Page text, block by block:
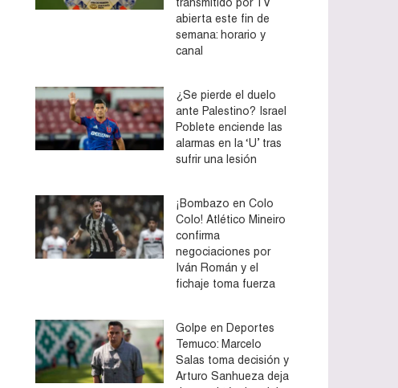
abierta este fin de
semana: horario y
canal
¿Se pierde el duelo
ante Palestino? Israel
Poblete enciende las
alarmas en la ‘U’ tras
sufrir una lesión
¡Bombazo en Colo
Colo! Atlético Mineiro
confirma
negociaciones por
Iván Román y el
fichaje toma fuerza
Golpe en Deportes
Temuco: Marcelo
Salas toma decisión y
Arturo Sanhueza deja